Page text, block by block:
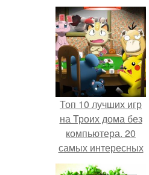
Топ 10 лучших игр
на Троих дома без
компьютера. 20
самых интересных
игр для компании